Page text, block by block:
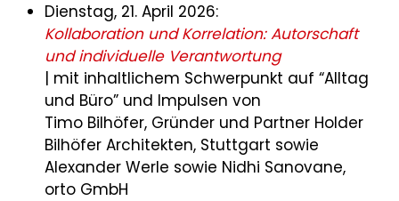
Dienstag, 21. April 2026:
Kollaboration und Korrelation: Autorschaft
und individuelle Verantwortung
| mit inhaltlichem Schwerpunkt auf “Alltag
und Büro” und Impulsen von
Timo Bilhöfer, Gründer und Partner Holder
Bilhöfer Architekten, Stuttgart sowie
Alexander Werle sowie Nidhi Sanovane,
orto GmbH